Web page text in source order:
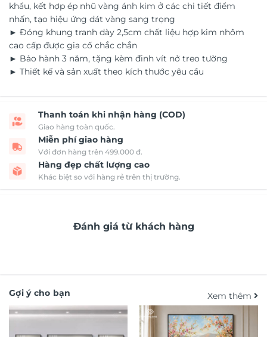
khẩu, kết hợp ép nhũ vàng ánh kim ở các chi tiết điểm
nhấn, tạo hiệu ứng dát vàng sang trọng
► Đóng khung tranh dày 2,5cm chất liệu hợp kim nhôm
cao cấp được gia cố chắc chắn
► Bảo hành 3 năm, tặng kèm đinh vít nở treo tường
► Thiết kế và sản xuất theo kích thước yêu cầu
Thanh toán khi nhận hàng (COD)
Giao hàng toàn quốc.
Miễn phí giao hàng
Với đơn hàng trên 499.000 đ.
Hàng đẹp chất lượng cao
Khác biệt so với hàng rẻ trên thị trường.
Đánh giá từ khách hàng
Gợi ý cho bạn Xem thêm